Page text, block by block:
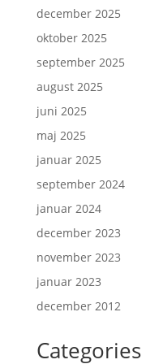
december 2025
oktober 2025
september 2025
august 2025
juni 2025
maj 2025
januar 2025
september 2024
januar 2024
december 2023
november 2023
januar 2023
december 2012
Categories